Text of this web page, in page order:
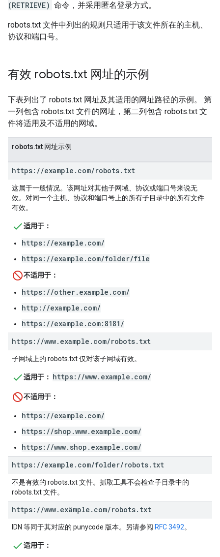
(RETRIEVE) 命令，并采用匿名登录方式。
robots.txt 文件中列出的规则只适用于该文件所在的主机、
协议和端口号。
有效 robots.txt 网址的示例
下表列出了 robots.txt 网址及其适用的网址路径的示例。 第
一列包含 robots.txt 文件的网址，第二列包含 robots.txt 文
件将适用及不适用的网域。
robots.txt 网址示例
https: //example . com/robots. txt
这属于一般情况。该网址对其他子网域、协议或端口号来说无
效。对同一个主机、协议和端口号上的所有子目录中的所有文件
有效。
适用于：
https://example.com/
https://example.com/folder/file
不适用于：
https://other.example.com/
http://example.com/
https://example.com:8181/
https: //www. example . com/robots. txt
子网域上的 robots.txt 仅对该子网域有效。
适用于： https://www.example.com/
不适用于：
https://example.com/
https://shop.www.example.com/
https://www.shop.example.com/
https: //example . com/folder/robots. txt
不是有效的 robots.txt 文件。抓取工具不会检查子目录中的
robots.txt 文件。
https: //www. exämple . com/robots. txt
IDN 等同于其对应的 punycode 版本。另请参阅 RFC 3492。
适用于：